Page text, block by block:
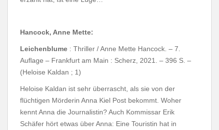
Hancock, Anne Mette:
Leichenblume : Thriller / Anne Mette Hancock. – 7.
Auflage – Frankfurt am Main : Scherz, 2021. – 396 S. –
(Heloise Kaldan ; 1)
Heloise Kaldan ist sehr überrascht, als sie von der
flüchtigen Mörderin Anna Kiel Post bekommt. Woher
kennt Anna die Journalistin? Auch Kommissar Erik
Schäfer hört etwas über Anna: Eine Touristin hat in